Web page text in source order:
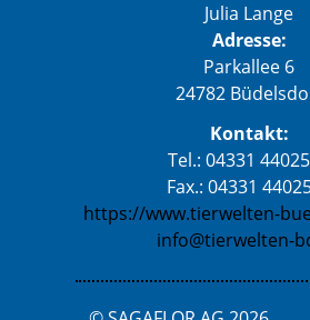
Julia Lange
Adresse:
Parkallee 6
24782
Kontakt:
Tel.: 04331
Fax.: 04331
https://www.tierwelten-
info@tierwelten-